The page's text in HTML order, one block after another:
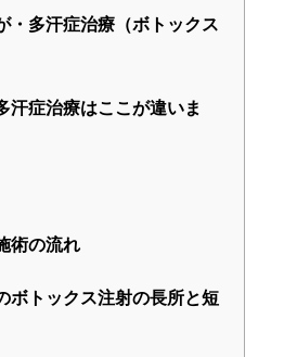
・多汗症治療（ボトックス
汗症治療はここが違いま
術の流れ
ボトックス注射の長所と短